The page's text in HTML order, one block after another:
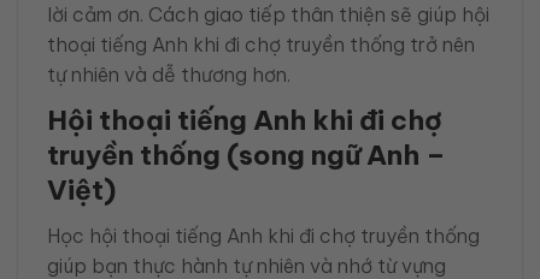
lời cảm ơn. Cách giao tiếp thân thiện sẽ giúp hội
thoại tiếng Anh khi đi chợ truyền thống trở nên
tự nhiên và dễ thương hơn.
Hội thoại tiếng Anh khi đi chợ
truyền thống (song ngữ Anh –
Việt)
Học hội thoại tiếng Anh khi đi chợ truyền thống
giúp bạn thực hành tự nhiên và nhớ từ vựng